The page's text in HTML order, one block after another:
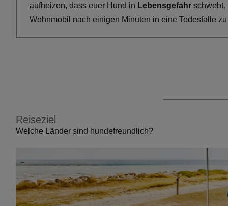
aufheizen, dass euer Hund in Lebensgefahr
Wohnmobil nach einigen Minuten in eine Todesfalle
Reiseziel
Welche Länder sind hundefreundlich?